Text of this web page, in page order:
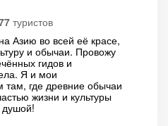
туристов
Азию во всей её красе,
и обычаи. Провожу
гидов и
Я и мои
где древние обычаи
жизни и культуры
душой!